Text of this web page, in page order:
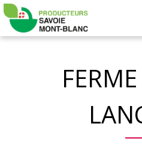
Mont-
Blanc